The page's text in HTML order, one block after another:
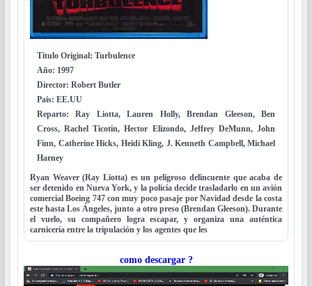
Titulo Original: Turbulence
Año: 1997
Director: Robert Butler
Pais: EE.UU
Reparto: Ray Liotta, Lauren Holly, Brendan Gleeson, Ben
Cross, Rachel Ticotin, Hector Elizondo, Jeffrey DeMunn, John
Finn, Catherine Hicks, Heidi Kling, J. Kenneth Campbell, Michael
Harney
Ryan Weaver (Ray Liotta) es un peligroso delincuente que acaba de
ser detenido en Nueva York, y la policía decide trasladarlo en un avión
comercial Boeing 747 con muy poco pasaje por Navidad desde la costa
este hasta Los Ángeles, junto a otro preso (Brendan Gleeson). Durante
el vuelo, su compañero logra escapar, y organiza una auténtica
carnicería entre la tripulación y los agentes que les
como descargar ?
Reproductor
de